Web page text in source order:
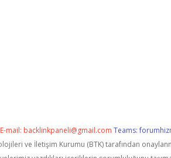
E-mail: backlinkpaneli@gmail.com Teams:
ve İletişim Kurumu (BTK) tarafından